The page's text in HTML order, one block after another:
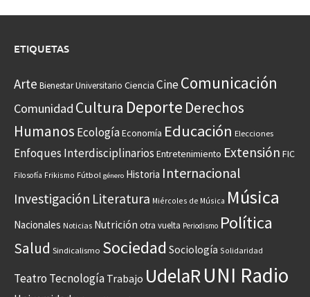
ETIQUETAS
Arte Bienestar Universitario Ciencia CineComunicación
Comunidad Cultura Deporte Derechos
Humanos EcologíaEconomía Educación Elecciones
Enfoques Interdisciplinarios Entretenimiento Extensión FIC
Filosofía Frikismo Fútbol género Historia Internacional
Investigación Literatura Miércoles de Música Música
Nacionales Noticias Nutrición otra vuelta Periodismo Política
Salud Sindicalismo Sociedad Sociología Solidaridad
Teatro Tecnología Trabajo UdelaRUNI Radio